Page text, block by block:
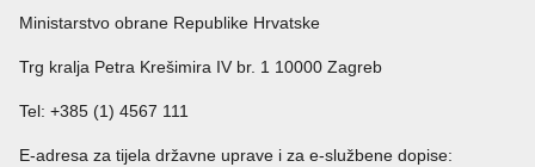
Ministarstvo obrane Republike Hrvatske
Trg kralja Petra Krešimira IV br. 1 10000 Zagreb
Tel: +385 (1) 4567 111
E-adresa za tijela državne uprave i za e-službene dopise: